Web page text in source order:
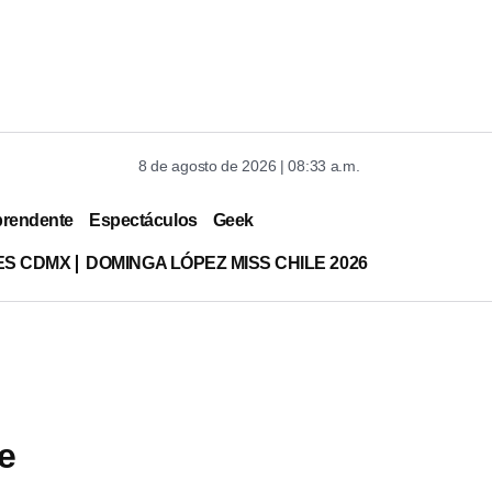
8 de agosto de 2026 | 08:33 a.m.
Espectáculos Geek
CDMX DOMINGA LÓPEZ MISS CHILE 2026